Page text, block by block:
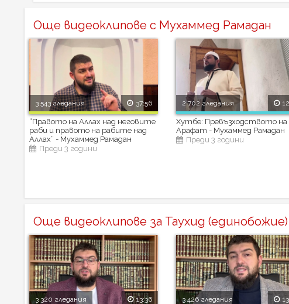
Още видеоклипове с Мухаммед Рамадан
3 543 гледания 37:56
“Правото на Аллах над неговите
раби и правото на рабите над
Аллах” - Мухаммед Рамадан
Преди 3 години
2 702 гледания
Хутбе: Превъзходството на
Арафат - Мухаммед Рамадан
Преди 3 години
Още видеоклипове за Таухид (единобожие)
3 320 гледания 13:36 3 426 гледания